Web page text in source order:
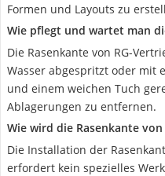
Formen und Layouts zu
Wie pflegt und wartet man
Die Rasenkante von RG-
Wasser abgespritzt oder mit
und einem weichen Tuch
Ablagerungen zu entfernen.
Wie wird die Rasenkante
Die Installation der
erfordert kein spezielles